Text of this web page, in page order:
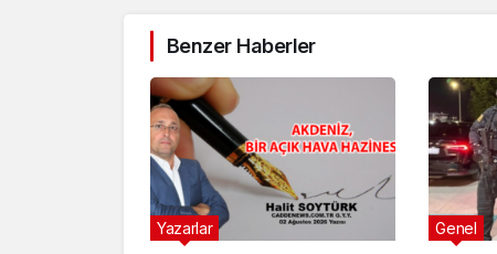
Benzer Haberler
Yazarlar Genel